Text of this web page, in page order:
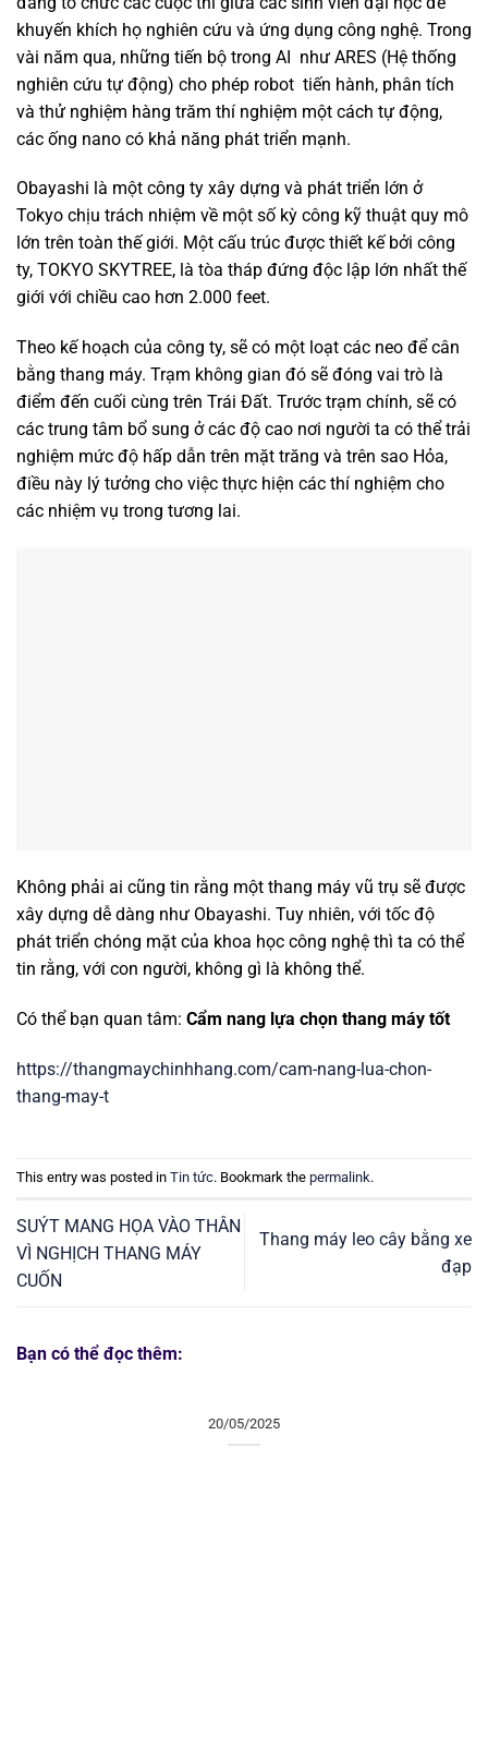
khuyến khích họ nghiên cứu và ứng dụng công nghệ. Trong
vài năm qua, những tiến bộ trong AI như ARES (Hệ thống
nghiên cứu tự động) cho phép robot tiến hành, phân tích
và thử nghiệm hàng trăm thí nghiệm một cách tự động,
các ống nano có khả năng phát triển mạnh.
Obayashi là một công ty xây dựng và phát triển lớn ở
Tokyo chịu trách nhiệm về một số kỳ công kỹ thuật quy mô
lớn trên toàn thế giới. Một cấu trúc được thiết kế bởi công
ty, TOKYO SKYTREE, là tòa tháp đứng độc lập lớn nhất thế
giới với chiều cao hơn 2.000 feet.
Theo kế hoạch của công ty, sẽ có một loạt các neo để cân
bằng thang máy. Trạm không gian đó sẽ đóng vai trò là
điểm đến cuối cùng trên Trái Đất. Trước trạm chính, sẽ có
các trung tâm bổ sung ở các độ cao nơi người ta có thể trải
nghiệm mức độ hấp dẫn trên mặt trăng và trên sao Hỏa,
điều này lý tưởng cho việc thực hiện các thí nghiệm cho
các nhiệm vụ trong tương lai.
Không phải ai cũng tin rằng một thang máy vũ trụ sẽ được
xây dựng dễ dàng như Obayashi. Tuy nhiên, với tốc độ
phát triển chóng mặt của khoa học công nghệ thì ta có thể
tin rằng, với con người, không gì là không thể.
Có thể bạn quan tâm: Cẩm nang lựa chọn thang máy tốt
https://thangmaychinhhang.com/cam-nang-lua-chon-
thang-may-t
This entry was posted in Tin tức. Bookmark the permalink.
SUÝT MANG HỌA VÀO THÂN
VÌ NGHỊCH THANG MÁY
CUỐN
Thang máy leo cây bằng xe
đạp
Bạn có thể đọc thêm:
20/05/2025